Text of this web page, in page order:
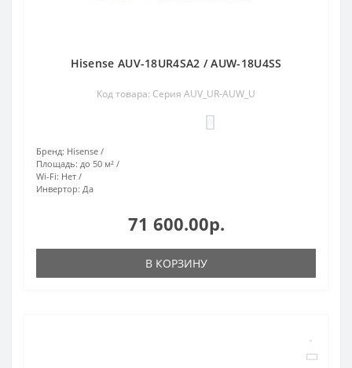
Hisense AUV-18UR4SA2 / AUW-18U4SS
Код товара: Серия AUV_UR-AUW_U
Бренд: Hisense
Площадь: до 50 м²
Wi-Fi: Нет
Инвертор: Да
71 600.00р.
В КОРЗИНУ